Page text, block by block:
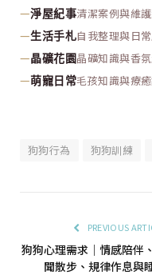
—淨屋紀事清潔案例與維
—生活手札自我整理與日
—晶礦花園 晶礦知識與香
—萌寵日常毛孩知識與療
狗狗行為 狗狗訓練
PREVIOUS
狗狗心理需求｜情感陪伴
聞散步、規律作息與